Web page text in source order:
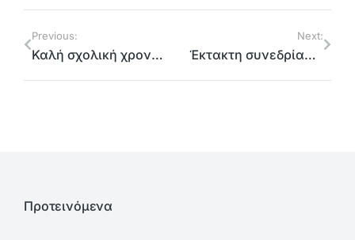
Previous:
Καλή σχολική χρονιά ευχήθηκε ο Αντιπεριφερειάρχης από το 8ο Δημοτικό Σχολείο Αμαρουσίου
Next:
Έκτακτη συνεδρίαση Συντονιστικού Οργάνου Πολιτικής Προστασίας βόρειας Αθήνας
Προτεινόμενα